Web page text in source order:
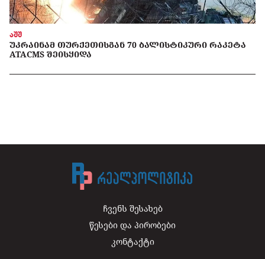
აშშ
ᲣᲙᲠᲐᲘᲜᲐᲛ ᲗᲣᲠᲥᲔᲗᲘᲡᲒᲐᲜ 70 ᲑᲐᲚᲘᲡᲢᲘᲙᲣᲠᲘ ᲠᲐᲙᲔᲢᲐ
ATACMS ᲨᲔᲘᲡᲧᲘᲓᲐ
ჩვენს შესახებ
წესები და პირობები
კონტაქტი